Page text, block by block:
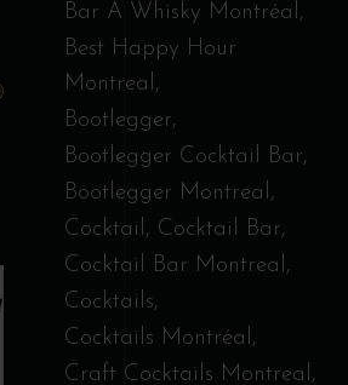
Bar À Whisky Montréal
Best Happy Hour
Montreal
Bootlegger
Bootlegger Cocktail Bar
Bootlegger Montreal
Cocktail
Cocktail Bar
Cocktail Bar Montreal
Cocktails
Cocktails Montréal
Craft Cocktails Montreal